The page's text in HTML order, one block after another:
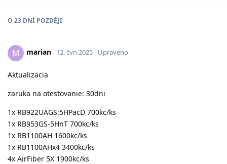
O 23 DNÍ POZDĚJI
M marian 12. čvn 2025 Upraveno
Aktualizacia
zaruka na otestovanie: 30dni
1x RB922UAGS:5HPacD 700kc/ks
1x RB953GS-5HnT 700kc/ks
1x RB1100AH 1600kc/ks
1x RB1100AHx4 3400kc/ks
4x AirFiber 5X 1900kc/ks